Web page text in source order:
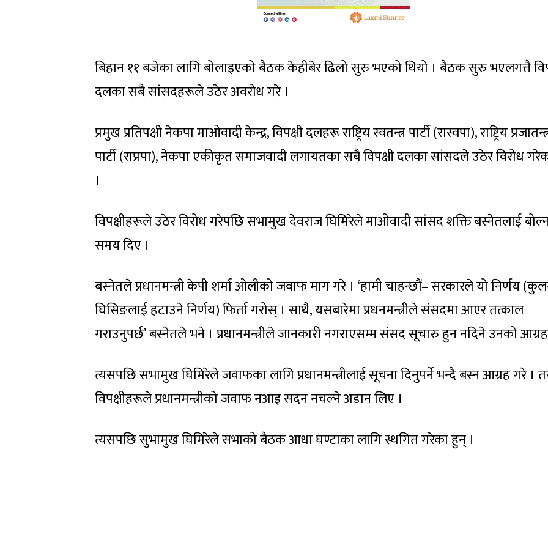
बिहान ११ बजेका लागि बोलाइएको बैठक केहीबेर ढिलो सुरु भएको थियो । बैठक सुरु भएलगत्तै
दलका सबै सांसदहरूले उठेर अवरोध गरे ।
प्रमुख प्रतिपक्षी नेकपा माओवादी केन्द्र, विपक्षी दलहरू राष्ट्रिय स्वतन्त्र पार्टी (रास्वपा), राष्ट्रिय
पार्टी (राप्रपा), नेकपा एकीकृत समाजवादी लगायतका सबै विपक्षी दलका सांसदले उठेर विरोध
।
विपक्षीहरूले उठेर विरोध गरेपछि सभामुख देवराज घिमिरेले माओवादी सांसद शक्ति बस्नेतलाई
समय दिए ।
बस्नेतले प्रधानमन्त्री केपी शर्मा ओलीको जवाफ माग गरे । ‘हामी चाहन्छौं– सरकारले यो निर्णय
घिसिङलाई हटाउने निर्णय) फिर्ता गरोस् । साथै, यसबारेमा प्रधनमन्त्रीले संसदमा आएर तत्काल
गराउनुपर्छ’ बस्नेतले भने । प्रधानमन्त्रीले जानकारी नगराएसम्म संसद सूचारु हुन नदिने उनको
त्यसपछि सभामुख घिमिरेले जवाफका लागि प्रधानमन्त्रीलाई सूचना दिनुपर्ने भन्दै बस्न आग्रह गरे ।
विपक्षीहरूले प्रधानमन्त्रीको जवाफ नआइ सदन नचल्ने अडान लिए ।
त्यसपछि सुभामुख घिमिरेले सभाको बैठक आधा घण्टाका लागि स्थगित गरेका हुन् ।